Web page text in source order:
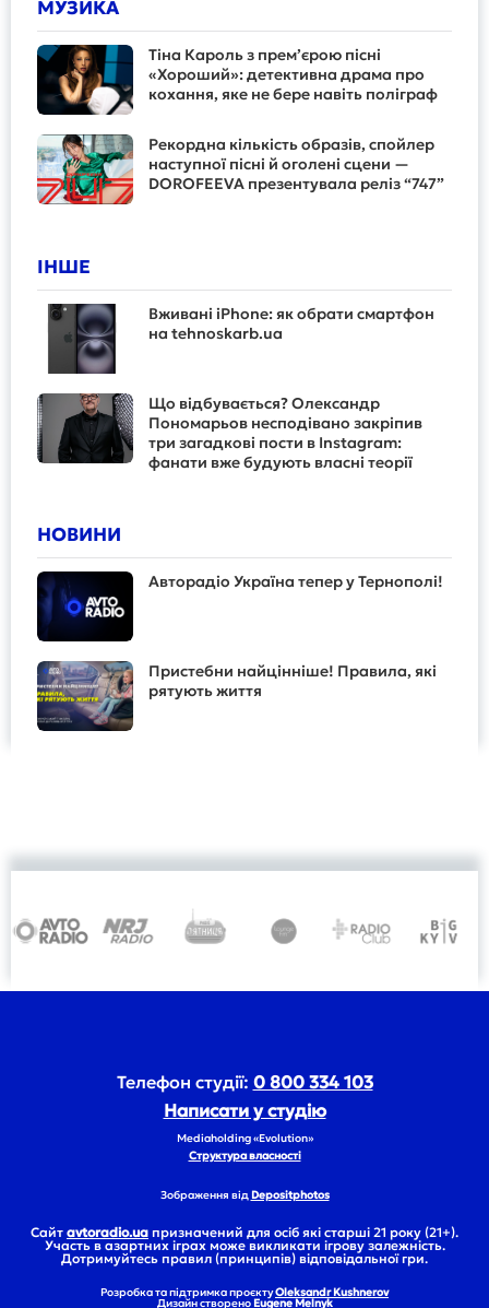
МУЗИКА
Тіна Кароль з прем’єрою пісні
«Хороший»: детективна драма про
кохання, яке не бере навіть поліграф
Рекордна кількість образів, спойлер
наступної пісні й оголені сцени —
DOROFEEVA презентувала реліз “747”
ІНШЕ
Вживані iPhone: як обрати смартфон
на tehnoskarb.ua
Що відбувається? Олександр
Пономарьов несподівано закріпив
три загадкові пости в Instagram:
фанати вже будують власні теорії
НОВИНИ
Авторадіо Україна тепер у Тернополі!
Пристебни найцінніше! Правила, які
рятують життя
Телефон студії: 0 800 334 103
Написати у студію
Mediaholding «Evolution»
Структура власності
Зображення відDepositphotos
Сайт avtoradio.ua призначений для осіб які старші 21 року (21+).
Участь в азартних іграх може викликати ігрову залежність.
Дотримуйтесь правил (принципів) відповідальної гри.
Розробка та підтримка проєктуOleksandr Kushnerov
Дизайн створеноEugene Melnyk